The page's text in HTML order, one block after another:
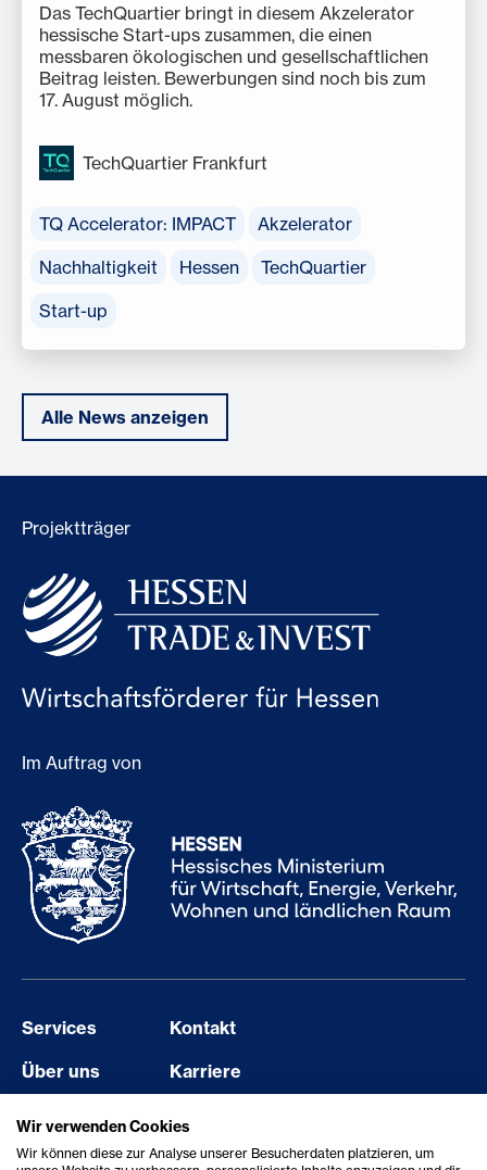
Das TechQuartier bringt in diesem Akzelerator
hessische Start-ups zusammen, die einen
messbaren ökologischen und gesellschaftlichen
Beitrag leisten. Bewerbungen sind noch bis zum
17. August möglich.
TechQuartier Frankfurt
TQ Accelerator: IMPACT
Akzelerator
Nachhaltigkeit
Hessen
TechQuartier
Start-up
Alle News anzeigen
Projektträger
Im Auftrag von
Services
Kontakt
Über uns
Karriere
Events
Barriere melden
Aktuelles
Erklärung zur Barrierefreiheit
Wir verwenden Cookies
Wir können diese zur Analyse unserer Besucherdaten platzieren, um